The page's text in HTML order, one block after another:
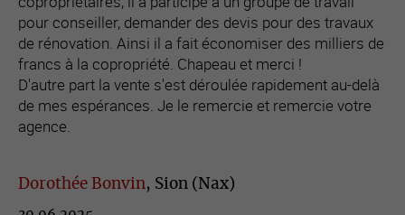
pour conseiller, demander des devis pour des travaux
de rénovation. Ainsi il a fait économiser des milliers de
francs à la copropriété. Chapeau et merci !
D'autre part la vente s'est déroulée rapidement au-delà
de mes espérances. Je le remercie et remercie votre
agence.
Dorothée Bonvin, Sion (Nax)